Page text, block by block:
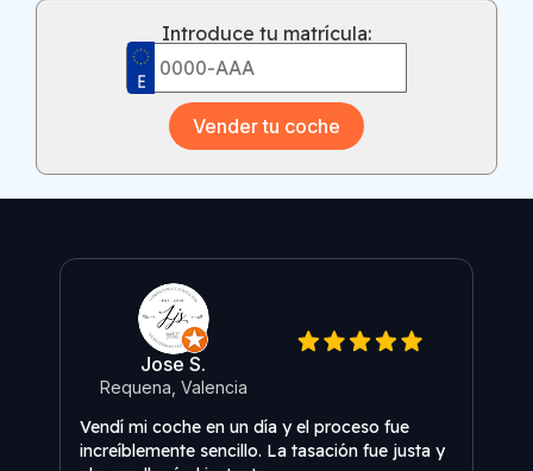
Introduce tu matrícula:
Vender tu coche
Jose S.
Requena, Valencia
Vendí mi coche en un día y el proceso fue
increíblemente sencillo. La tasación fue justa y